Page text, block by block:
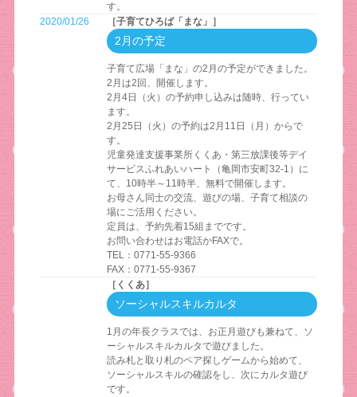
す。
2020/01/26
［子育てひろば「まな」］
2月の予定
子育て広場「まな」の2月の予定ができました。
2月は2回、開催します。
2月4日（火）の予約申し込みは随時、行ってい
ます。
2月25日（火）の予約は2月11日（月）からで
す。
児童発達支援事業所くくあ・第三放課後等デイ
サービスふれあいハート（亀岡市安町32-1）に
て、10時半～11時半、無料で開催します。
お母さん同士の交流、遊びの場、子育て相談の
場にご活用ください。
定員は、予約先着15組までです。
お問い合わせはお電話かFAXで。
TEL：0771-55-9366
FAX：0771-55-9367
［くくあ］
ソーシャルスキルカルタ
1月の年長クラスでは、お正月遊びも兼ねて、ソ
ーシャルスキルカルタで遊びました。
読み札と取り札のペア探しゲームから始めて、
ソーシャルスキルの確認をし、次にカルタ遊び
です。